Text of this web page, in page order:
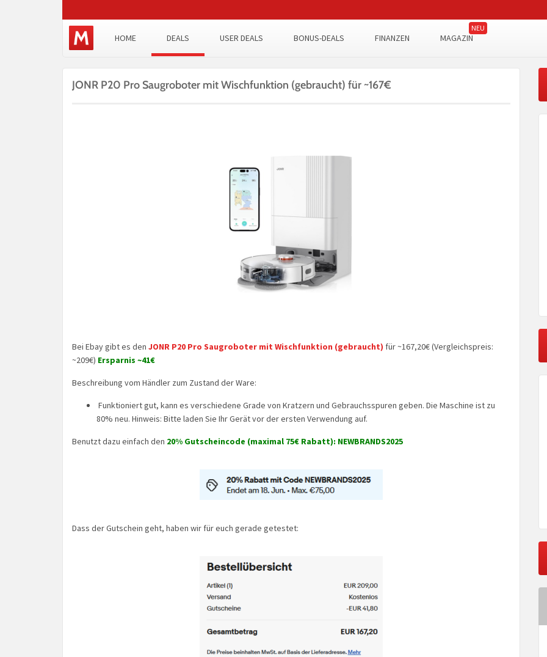
HOME DEALS USER DEALS BONUS-DEALS FINANZEN MAGAZIN
JONR P20 Pro Saugroboter mit Wischfunktion (gebraucht) für ~167€
Bei Ebay gibt es den JONR P20 Pro Saugroboter mit Wischfunktion (gebraucht) für ~167,20€ (Vergleichspreis:
~209€) Ersparnis ~41€
Beschreibung vom Händler zum Zustand der Ware:
Funktioniert gut, kann es verschiedene Grade von Kratzern und Gebrauchsspuren geben. Die Maschine ist zu
80% neu. Hinweis: Bitte laden Sie Ihr Gerät vor der ersten Verwendung auf.
Benutzt dazu einfach den 20% Gutscheincode (maximal 75€ Rabatt): NEWBRANDS2025
Dass der Gutschein geht, haben wir für euch gerade getestet: